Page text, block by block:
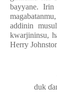
bayyane. Irin
addinin
kwarjininsu,
Herry
duk ɗ